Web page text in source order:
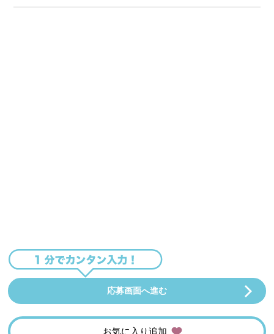
応募画面へ進む
お気に入り追加